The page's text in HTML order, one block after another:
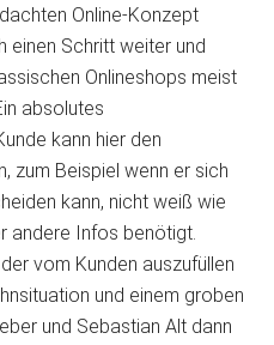
Online-Konzept
einen Schritt weiter und
Onlineshops meist
absolutes
kann hier den
zum Beispiel wenn er sich
kann, nicht weiß wie
andere Infos benötigt.
vom Kunden auszufüllen
und einem groben
und Sebastian Alt dann